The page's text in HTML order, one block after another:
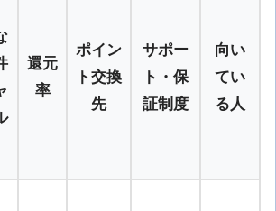
還元
率
ポイン
ト交換
先
サポー
ト・保
証制度
向い
てい
る人